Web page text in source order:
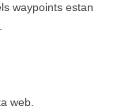
waypoints estan
web.